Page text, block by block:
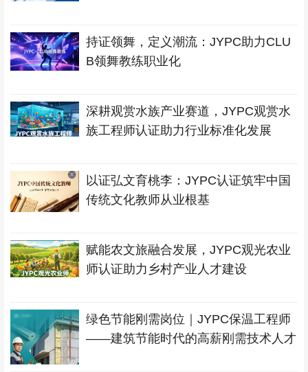
持证领舞，定义潮流：JYPC助力CLU
B领舞教练职业化
深耕观赏水族产业赛道，JYPC观赏水
族工程师认证助力行业标准化发展
以证弘文育桃李：JYPC认证筑牢中国
传统文化教师从业根基
赋能农文旅融合发展，JYPC观光农业
师认证助力乡村产业人才建设
绿色节能刚需岗位｜JYPC保温工程师
——建筑节能时代的高薪刚需技术人才